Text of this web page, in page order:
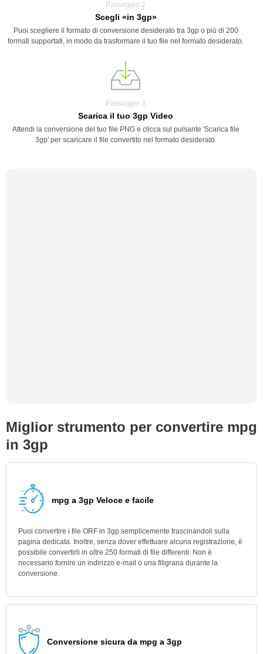
Passaggio 2
Scegli «in 3gp»
Puoi scegliere il formato di conversione desiderato tra 3gp o più di 200
formati supportati, in modo da trasformare il tuo file nel formato desiderato.
Passaggio 3
Scarica il tuo 3gp Video
Attendi la conversione del tuo file PNG e clicca sul pulsante 'Scarica file
3gp' per scaricare il file convertito nel formato desiderato.
Miglior strumento per convertire mpg
in 3gp
mpg a 3gp Veloce e facile
Puoi convertire i file ORF in 3gp semplicemente trascinandoli sulla
pagina dedicata. Inoltre, senza dover effettuare alcuna registrazione, è
possibile convertirli in oltre 250 formati di file differenti. Non è
necessario fornire un indirizzo e-mail o una filigrana durante la
conversione.
Conversione sicura da mpg a 3gp